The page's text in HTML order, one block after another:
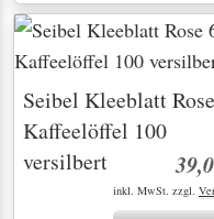
Seibel Kleeblatt
Kaffeelöffel 100
versilbert
inkl. MwSt. zzgl.